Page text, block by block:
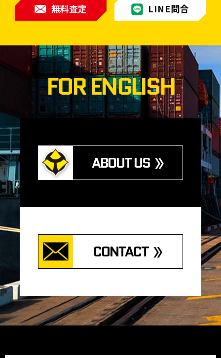
無料査定 LINE問合
FOR ENGLISH
ABOUT US
CONTACT